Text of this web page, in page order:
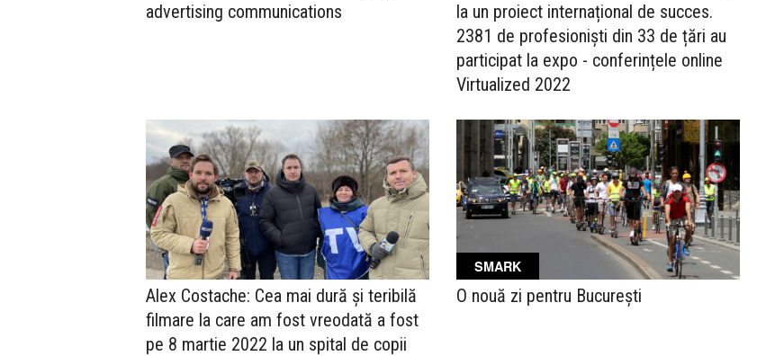
advertising communications
la un proiect internațional de succes.
2381 de profesioniști din 33 de țări au
participat la expo - conferințele online
Virtualized 2022
Alex Costache: Cea mai dură şi teribilă
filmare la care am fost vreodată a fost
pe 8 martie 2022 la un spital de copii
SMARK
O nouă zi pentru București